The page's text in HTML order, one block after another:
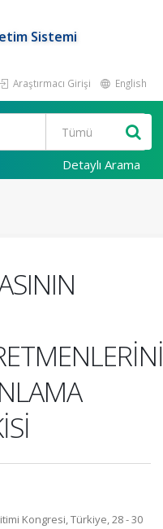
Sistemi
Araştırmacı Girişi English
Detaylı Arama
Kongresi, Türkiye, 28 - 30